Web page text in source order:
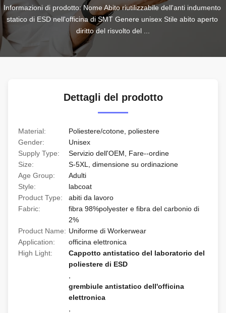
Informazioni di prodotto: Nome Abito riutilizzabile dell'anti indumento
statico di ESD nell'officina di SMT Genere unisex Stile abito aperto
diritto del risvolto del ...
Dettagli del prodotto
Material:
Poliestere/cotone, poliestere
Gender:
Unisex
Supply Type:
Servizio dell'OEM, Fare--ordine
Size:
S-5XL, dimensione su ordinazione
Age Group:
Adulti
Style:
labcoat
Product Type:
abiti da lavoro
Fabric:
fibra 98%polyester e fibra del carbonio di
2%
Product Name: Uniforme di Workerwear
Application:
officina elettronica
High Light:
Cappotto antistatico del laboratorio del
poliestere di ESD
grembiule antistatico dell'officina
elettronica